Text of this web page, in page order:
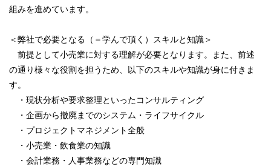
組みを進めています。
＜弊社で必要となる（＝学んで頂く）スキルと知識＞
前提として小売業に対する理解が必要となります。また、前述
の通り様々な役割を担うため、以下のスキルや知識が身に付きま
す。
・現状分析や要求整理といったコンサルティング
・企画から撤廃までのシステム・ライフサイクル
・プロジェクトマネジメント全般
・小売業・飲食業の知識
・会計業務・人事業務などの専門知識